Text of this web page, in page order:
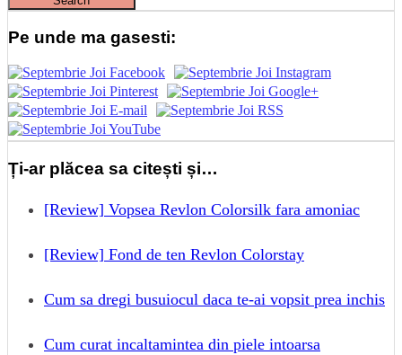
Pe unde ma gasesti:
Ți-ar plăcea sa citești și…
[Review] Vopsea Revlon Colorsilk fara amoniac
[Review] Fond de ten Revlon Colorstay
Cum sa dregi busuiocul daca te-ai vopsit prea inchis
Cum curat incaltamintea din piele intoarsa